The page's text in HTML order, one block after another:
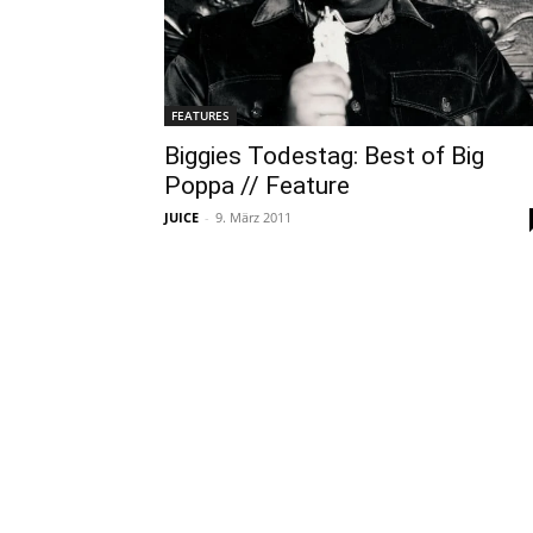
FEATURES
Biggies Todestag: Best of Big
Poppa // Feature
JUICE - 9. März 2011